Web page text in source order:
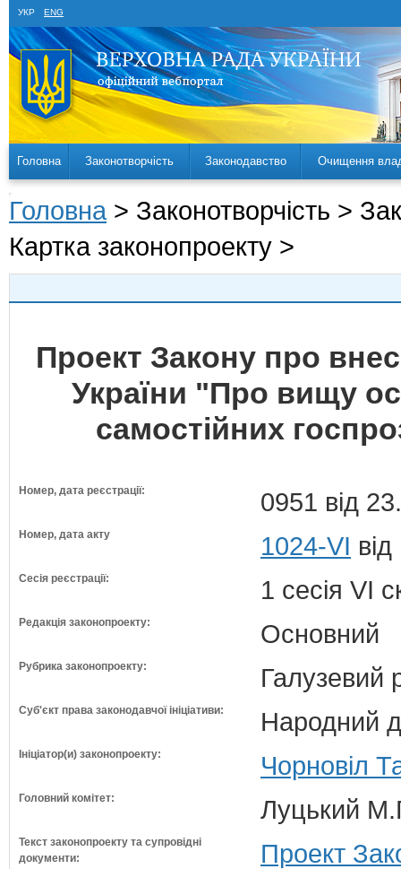
УКР ENG
Головна Законотворчість Законодавство Очищення
Головна > Законотворчість >
Картка законопроекту >
Проект Закону про
України "Про вищу
самостійних
Номер, дата реєстрації: 0951 від
Номер, дата акту 1024-VI
Сесія реєстрації: 1 сесія VI
Редакція законопроекту: Основний
Рубрика законопроекту: Галузевий
Суб'єкт права законодавчої ініціативи: Народний
Ініціатор(и) законопроекту: Чорновіл
Головний комітет: Луцький
Текст законопроекту та супровідні
документи:
Проект